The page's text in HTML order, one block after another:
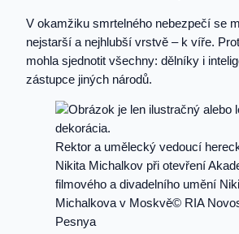
V okamžiku smrtelného nebezpečí se
nejstarší a nejhlubší vrstvě – k víře.
mohla sjednotit všechny: dělníky i
zástupce jiných národů.
Rektor a umělecký vedoucí
Nikita Michalkov při otevření
filmového a divadelního umění
Michalkova v Moskvě© RIA
Pesnya